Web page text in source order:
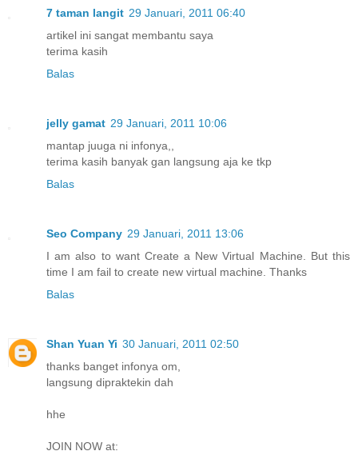
7 taman langit 29 Januari, 2011 06:40
artikel ini sangat membantu saya
terima kasih
Balas
jelly gamat 29 Januari, 2011 10:06
mantap juuga ni infonya,,
terima kasih banyak gan langsung aja ke tkp
Balas
Seo Company 29 Januari, 2011 13:06
I am also to want Create a New Virtual Machine. But this
time I am fail to create new virtual machine. Thanks
Balas
Shan Yuan Yi 30 Januari, 2011 02:50
thanks banget infonya om,
langsung dipraktekin dah
hhe
JOIN NOW at: